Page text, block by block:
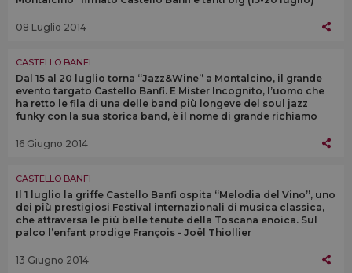
08 Luglio 2014
CASTELLO BANFI
Dal 15 al 20 luglio torna “Jazz&Wine” a Montalcino, il grande
evento targato Castello Banfi. E Mister Incognito, l’uomo che
ha retto le fila di una delle band più longeve del soul jazz
funky con la sua storica band, è il nome di grande richiamo
16 Giugno 2014
CASTELLO BANFI
Il 1 luglio la griffe Castello Banfi ospita “Melodia del Vino”, uno
dei più prestigiosi Festival internazionali di musica classica,
che attraversa le più belle tenute della Toscana enoica. Sul
palco l’enfant prodige François - Joël Thiollier
13 Giugno 2014